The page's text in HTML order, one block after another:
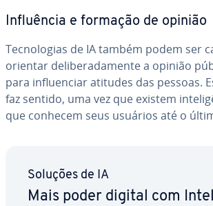
In­fluên­cia e formação de opinião
Tec­no­lo­gias de IA também podem ser
orientar de­li­be­ra­da­mente a opinião
para in­flu­en­ciar atitudes das pessoas.
faz sentido, uma vez que existem
que conhecem seus usuários até o
Soluções de IA
Mais poder digital com